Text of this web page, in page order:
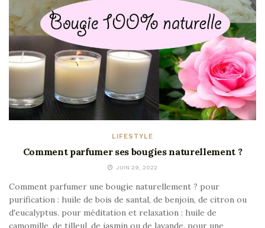
LIFESTYLE
Comment parfumer ses bougies naturellement ?
JUIN 29, 2022
Comment parfumer une bougie naturellement ? pour
purification : huile de bois de santal, de benjoin, de citron ou
d'eucalyptus. pour méditation et relaxation : huile de